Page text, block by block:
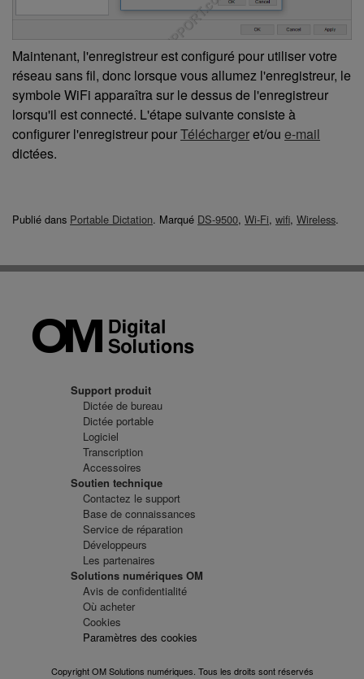
Maintenant, l'enregistreur est configuré pour utiliser votre
réseau sans fil, donc lorsque vous allumez l'enregistreur, le
symbole WiFi apparaîtra sur le dessus de l'enregistreur
lorsqu'il est connecté. L'étape suivante consiste à
configurer l'enregistreur pourTéléchargeret/ou e-mail
dictées.
Publié dans Portable Dictation. Marqué DS-9500, Wi-Fi, wifi, Wireless.
Support produit
Dictée de bureau
Dictée portable
Logiciel
Transcription
Accessoires
Soutien technique
Contactez le support
Base de connaissances
Service de réparation
Développeurs
Les partenaires
Solutions numériques OM
Avis de confidentialité
Où acheter
Cookies
Paramètres des cookies
Copyright OM Solutions numériques. Tous les droits sont réservés